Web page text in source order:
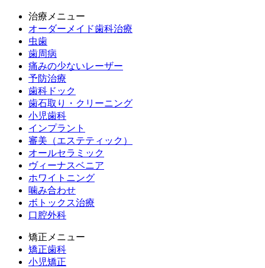
治療メニュー
オーダーメイド歯科治療
虫歯
歯周病
痛みの少ないレーザー
予防治療
歯科ドック
歯石取り・クリーニング
小児歯科
インプラント
審美（エステティック）
オールセラミック
ヴィーナスベニア
ホワイトニング
噛み合わせ
ボトックス治療
口腔外科
矯正メニュー
矯正歯科
小児矯正